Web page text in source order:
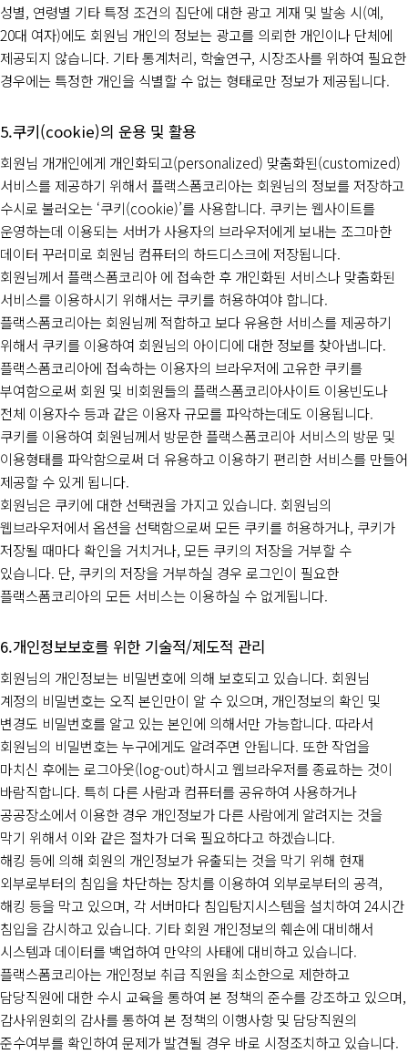
성별, 연령별 기타 특정 조건의 집단에 대한 광고 게재 및 발송 시(예,
20대 여자)에도 회원님 개인의 정보는 광고를 의뢰한 개인이나 단체에
제공되지 않습니다. 기타 통계처리, 학술연구, 시장조사를 위하여 필요한
경우에는 특정한 개인을 식별할 수 없는 형태로만 정보가 제공됩니다.
쿠키(cookie)의 운용 및 활용
회원님 개개인에게 개인화되고(personalized) 맞춤화된(customized)
서비스를 제공하기 위해서 플랙스폼코리아는 회원님의 정보를 저장하고
수시로 불러오는 ‘쿠키(cookie)’를 사용합니다. 쿠키는 웹사이트를
운영하는데 이용되는 서버가 사용자의 브라우저에게 보내는 조그마한
데이터 꾸러미로 회원님 컴퓨터의 하드디스크에 저장됩니다.
회원님께서 플랙스폼코리아 에 접속한 후 개인화된 서비스나 맞춤화된
서비스를 이용하시기 위해서는 쿠키를 허용하여야 합니다.
플랙스폼코리아는 회원님께 적합하고 보다 유용한 서비스를 제공하기
위해서 쿠키를 이용하여 회원님의 아이디에 대한 정보를 찾아냅니다.
플랙스폼코리아에 접속하는 이용자의 브라우저에 고유한 쿠키를
부여함으로써 회원 및 비회원들의 플랙스폼코리아사이트 이용빈도나
전체 이용자수 등과 같은 이용자 규모를 파악하는데도 이용됩니다.
쿠키를 이용하여 회원님께서 방문한 플랙스폼코리아 서비스의 방문 및
이용형태를 파악함으로써 더 유용하고 이용하기 편리한 서비스를 만들어
제공할 수 있게 됩니다.
회원님은 쿠키에 대한 선택권을 가지고 있습니다. 회원님의
웹브라우저에서 옵션을 선택함으로써 모든 쿠키를 허용하거나, 쿠키가
저장될 때마다 확인을 거치거나, 모든 쿠키의 저장을 거부할 수
있습니다. 단, 쿠키의 저장을 거부하실 경우 로그인이 필요한
플랙스폼코리아의 모든 서비스는 이용하실 수 없게됩니다.
개인정보보호를 위한 기술적/제도적 관리
회원님의 개인정보는 비밀번호에 의해 보호되고 있습니다. 회원님
계정의 비밀번호는 오직 본인만이 알 수 있으며, 개인정보의 확인 및
변경도 비밀번호를 알고 있는 본인에 의해서만 가능합니다. 따라서
회원님의 비밀번호는 누구에게도 알려주면 안됩니다. 또한 작업을
마치신 후에는 로그아웃(log-out)하시고 웹브라우저를 종료하는 것이
바람직합니다. 특히 다른 사람과 컴퓨터를 공유하여 사용하거나
공공장소에서 이용한 경우 개인정보가 다른 사람에게 알려지는 것을
막기 위해서 이와 같은 절차가 더욱 필요하다고 하겠습니다.
해킹 등에 의해 회원의 개인정보가 유출되는 것을 막기 위해 현재
외부로부터의 침입을 차단하는 장치를 이용하여 외부로부터의 공격,
해킹 등을 막고 있으며, 각 서버마다 침입탐지시스템을 설치하여 24시간
침입을 감시하고 있습니다. 기타 회원 개인정보의 훼손에 대비해서
시스템과 데이터를 백업하여 만약의 사태에 대비하고 있습니다.
플랙스폼코리아는 개인정보 취급 직원을 최소한으로 제한하고
담당직원에 대한 수시 교육을 통하여 본 정책의 준수를 강조하고 있으며,
감사위원회의 감사를 통하여 본 정책의 이행사항 및 담당직원의
준수여부를 확인하여 문제가 발견될 경우 바로 시정조치하고 있습니다.